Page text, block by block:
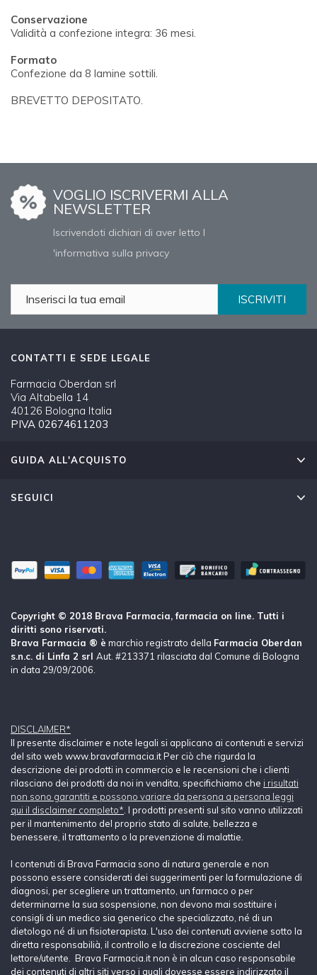
Conservazione
Validità a confezione integra: 36 mesi.
Formato
Confezione da 8 lamine sottili.
BREVETTO DEPOSITATO.
VOGLIO ISCRIVERMI ALLA
NEWSLETTER
Iscrivendoti dichiari di aver letto l
'informativa sulla privacy
ISCRIVITI
CONTATTI E SEDE LEGALE
Farmacia Oberdan srl
Via Altabella 14
40126 Bologna Italia
PIVA 02674611203
GUIDA ALL'ACQUISTO
SEGUICI
Copyright © 2018 Brava Farmacia, farmacia on line. Tutti i
diritti sono riservati.
Brava Farmacia ® è marchio registrato della Farmacia Oberdan
s.n.c. di Linfa 2 srl Aut. #213371 rilasciata dal Comune di Bologna
in data 29/09/2006.
DISCLAIMER*
Il presente disclaimer e note legali si applicano ai contenuti e servizi
del sito web www.bravafarmacia.it Per ciò che rigurda la
descrizione dei prodotti in commercio e le recensioni che i clienti
rilasciano dei prodotti da noi in vendita, specifichiamo che i risultati
non sono garantiti e possono variare da persona a persona leggi
qui il disclaimer completo* . I prodotti presenti sul sito vanno utilizzati
per il mantenimento del proprio stato di salute, bellezza e
benessere, il trattamento o la prevenzione di malattie.
I contenuti di Brava Farmacia sono di natura generale e non
possono essere considerati dei suggerimenti per la formulazione di
diagnosi, per scegliere un trattamento, un farmaco o per
determinarne la sua sospensione, non devono mai sostituire i
consigli di un medico sia generico che specializzato, né di un
dietologo né di un fisioterapista. L'uso dei contenuti avviene sotto la
diretta responsabilià, il controllo e la discrezione cosciente del
lettore/utente. Brava Farmacia.it non è in alcun caso responsabile
dei contenuti di altri siti verso i quali dovesse essere indirizzato il